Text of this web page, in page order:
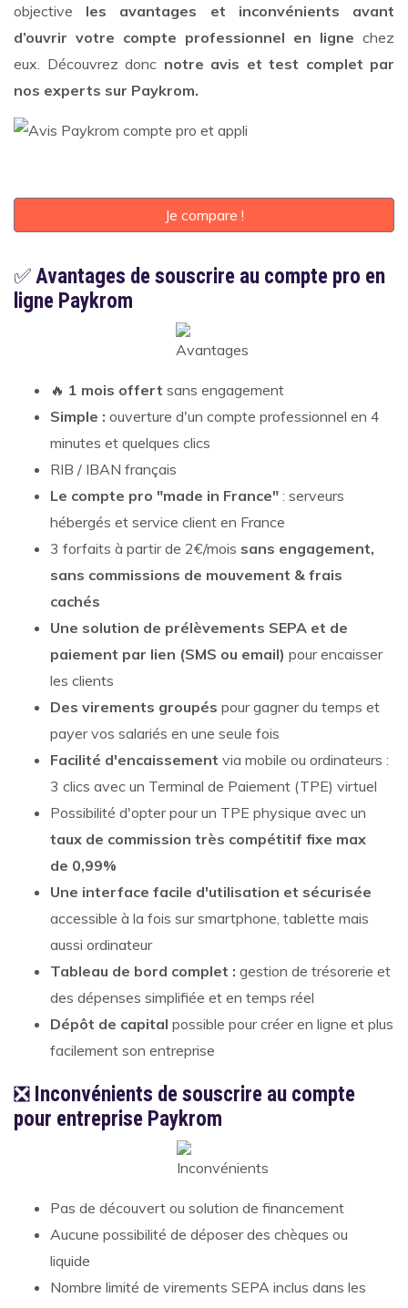
objective les avantages et inconvénients avant
d’ouvrir votre compte professionnel en ligne chez
eux. Découvrez donc notre avis et test complet par
nos experts sur Paykrom.
Je compare !
✅Avantages de souscrire au compte pro en
ligne Paykrom
🔥 1 mois offert sans engagement
Simple : ouverture d'un compte professionnel en 4
minutes et quelques clics
RIB / IBAN français
Le compte pro "made in France" : serveurs
hébergés et service client en France
3 forfaits à partir de 2€/mois sans engagement,
sans commissions de mouvement & frais
cachés
Une solution de prélèvements SEPA et de
paiement par lien (SMS ou email) pour encaisser
les clients
Des virements groupés pour gagner du temps et
payer vos salariés en une seule fois
Facilité d'encaissement via mobile ou ordinateurs :
3 clics avec un Terminal de Paiement (TPE) virtuel
Possibilité d'opter pour un TPE physique avec un
taux de commission très compétitif fixe max
de 0,99%
Une interface facile d'utilisation et sécurisée
accessible à la fois sur smartphone, tablette mais
aussi ordinateur
Tableau de bord complet : gestion de trésorerie et
des dépenses simplifiée et en temps réel
Dépôt de capital possible pour créer en ligne et plus
facilement son entreprise
❎ Inconvénients de souscrire au compte
pour entreprise Paykrom
Pas de découvert ou solution de financement
Aucune possibilité de déposer des chèques ou
liquide
Nombre limité de virements SEPA inclus dans les